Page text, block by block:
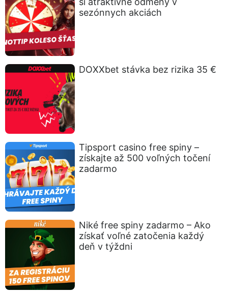
sezónnych akciách
DOXXbet stávka bez rizika 35 €
Tipsport casino free spiny –
získajte až 500 voľných točení
zadarmo
Niké free spiny zadarmo – Ako
získať voľné zatočenia každý
deň v týždni